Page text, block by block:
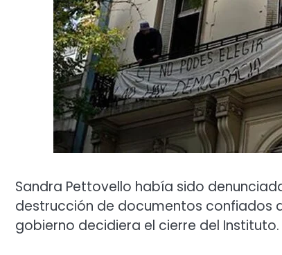
Sandra Pettovello había sido
destrucción de documentos confiados
gobierno decidiera el cierre del Instituto.